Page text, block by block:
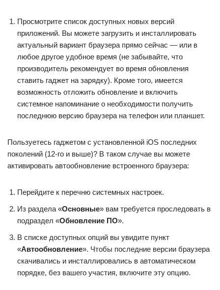
Просмотрите список доступных новых версий
приложений. Вы можете загрузить и инсталлировать
актуальный вариант браузера прямо сейчас — или в
любое другое удобное время (не забывайте, что
производитель рекомендует во время обновления
ставить гаджет на зарядку). Кроме того, имеется
возможность отложить обновление и включить
системное напоминание о необходимости получить
последнюю версию браузера на телефон или планшет.
Пользуетесь гаджетом с установленной iOS последних
поколений (12-го и выше)? В таком случае вы можете
активировать автообновление встроенного браузера:
Перейдите к перечню системных настроек.
Из раздела «Основные» вам требуется проследовать в
подраздел «Обновление ПО».
В списке доступных опций вы увидите пункт
«Автообновление». Чтобы последние версии браузера
скачивались и инсталлировались в автоматическом
порядке, без вашего участия, включите эту опцию.